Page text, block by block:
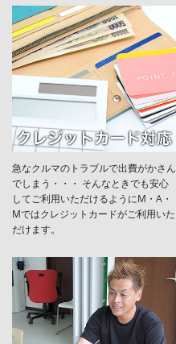
急なクルマのトラブルで出費がかさん
でしまう・・・ そんなときでも安心
してご利用いただけるようにM・A・
Mではクレジットカードがご利用いた
だけます。